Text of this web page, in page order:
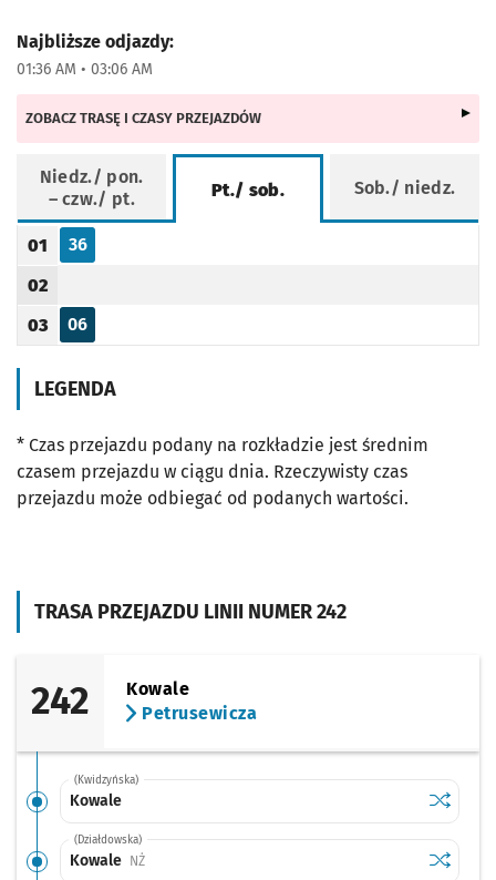
TRASA PRZEJAZDU LINII NUMER 242
242
Kowale
Petrusewicza
(Kwidzyńska)
Kowale Sprawdź
Kowale
(Działdowska)
Kowale NŻPrzystanek na życzenie Sprawdź
Kowale
Najbliższe odjazdy:
01:36 AM • 03:06 AM
ZOBACZ TRASĘ I CZASY PRZEJAZDÓW
Niedz./ pon.
– czw./ pt.
Pt./ sob. Sob./ niedz.
Rozkład jazdy -
Godzina odjazdu
01
Odjazd
36
minut po godzinie 01
Godzina odjazdu
02
Godzina odjazdu
03
Odjazd
06
minut po godzinie 03
LEGENDA
* Czas przejazdu podany na rozkładzie jest średnim
czasem przejazdu w ciągu dnia. Rzeczywisty czas
przejazdu może odbiegać od podanych wartości.